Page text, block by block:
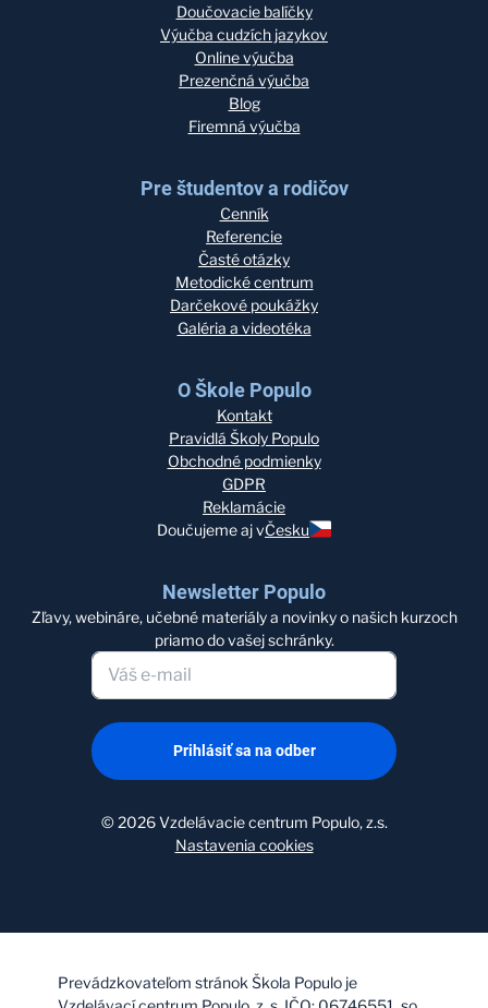
Doučovacie balíčky
Výučba cudzích jazykov
Online výučba
Prezenčná výučba
Blog
Firemná výučba
Pre študentov a rodičov
Cenník
Referencie
Časté otázky
Metodické centrum
Darčekové poukážky
Galéria a videotéka
O Škole Populo
Kontakt
Pravidlá Školy Populo
Obchodné podmienky
GDPR
Reklamácie
Doučujeme aj vČesku
Newsletter Populo
Zľavy, webináre, učebné materiály a novinky o našich kurzoch
priamo do vašej schránky.
Prihlásiť sa na odber
©2026 Vzdelávacie centrum Populo, z.s.
Nastavenia cookies
Prevádzkovateľom stránok Škola Populo je